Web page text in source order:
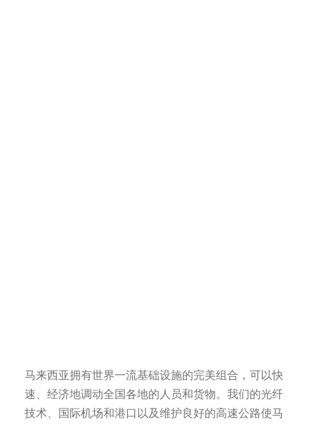
马来西亚拥有世界一流基础设施的完美组合，可以快
速、经济地调动全国各地的人员和货物。我们的光纤
技术、国际机场和港口以及维护良好的高速公路使马